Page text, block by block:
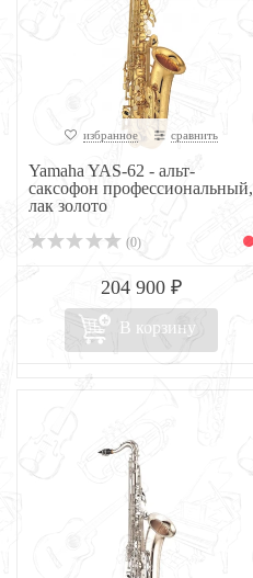
избранное сравнить
Yamaha YAS-62 - альт-
саксофон профессиональный,
лак золото
(0)
204 900 ₽
В корзину